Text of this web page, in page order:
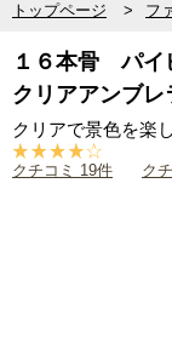
トップページ フ
１６本骨 パイ
クリアアンブレ
クリアで景色を楽
クチコミ 19件 ク